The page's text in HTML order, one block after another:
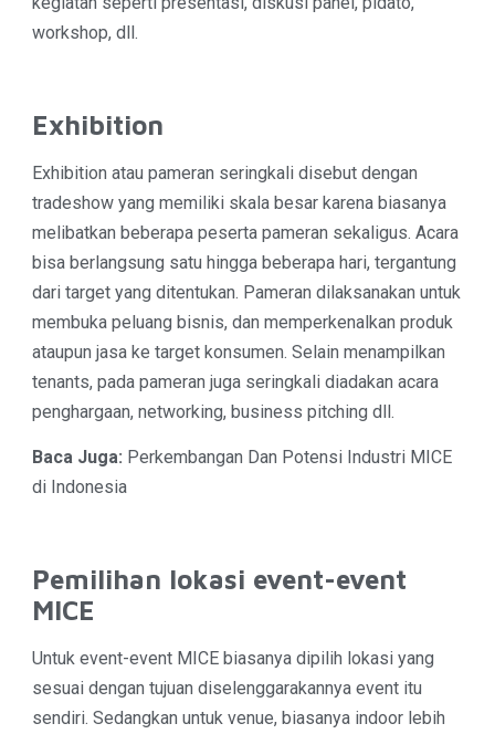
workshop, dll.
Exhibition
Exhibition atau pameran seringkali disebut dengan
tradeshow yang memiliki skala besar karena biasanya
melibatkan beberapa peserta pameran sekaligus. Acara
bisa berlangsung satu hingga beberapa hari, tergantung
dari target yang ditentukan. Pameran dilaksanakan untuk
membuka peluang bisnis, dan memperkenalkan produk
ataupun jasa ke target konsumen. Selain menampilkan
tenants, pada pameran juga seringkali diadakan acara
penghargaan, networking, business pitching dll.
Baca Juga: Perkembangan Dan Potensi Industri MICE
di Indonesia
Pemilihan lokasi event-event
MICE
Untuk event-event MICE biasanya dipilih lokasi yang
sesuai dengan tujuan diselenggarakannya event itu
sendiri. Sedangkan untuk venue, biasanya indoor lebih